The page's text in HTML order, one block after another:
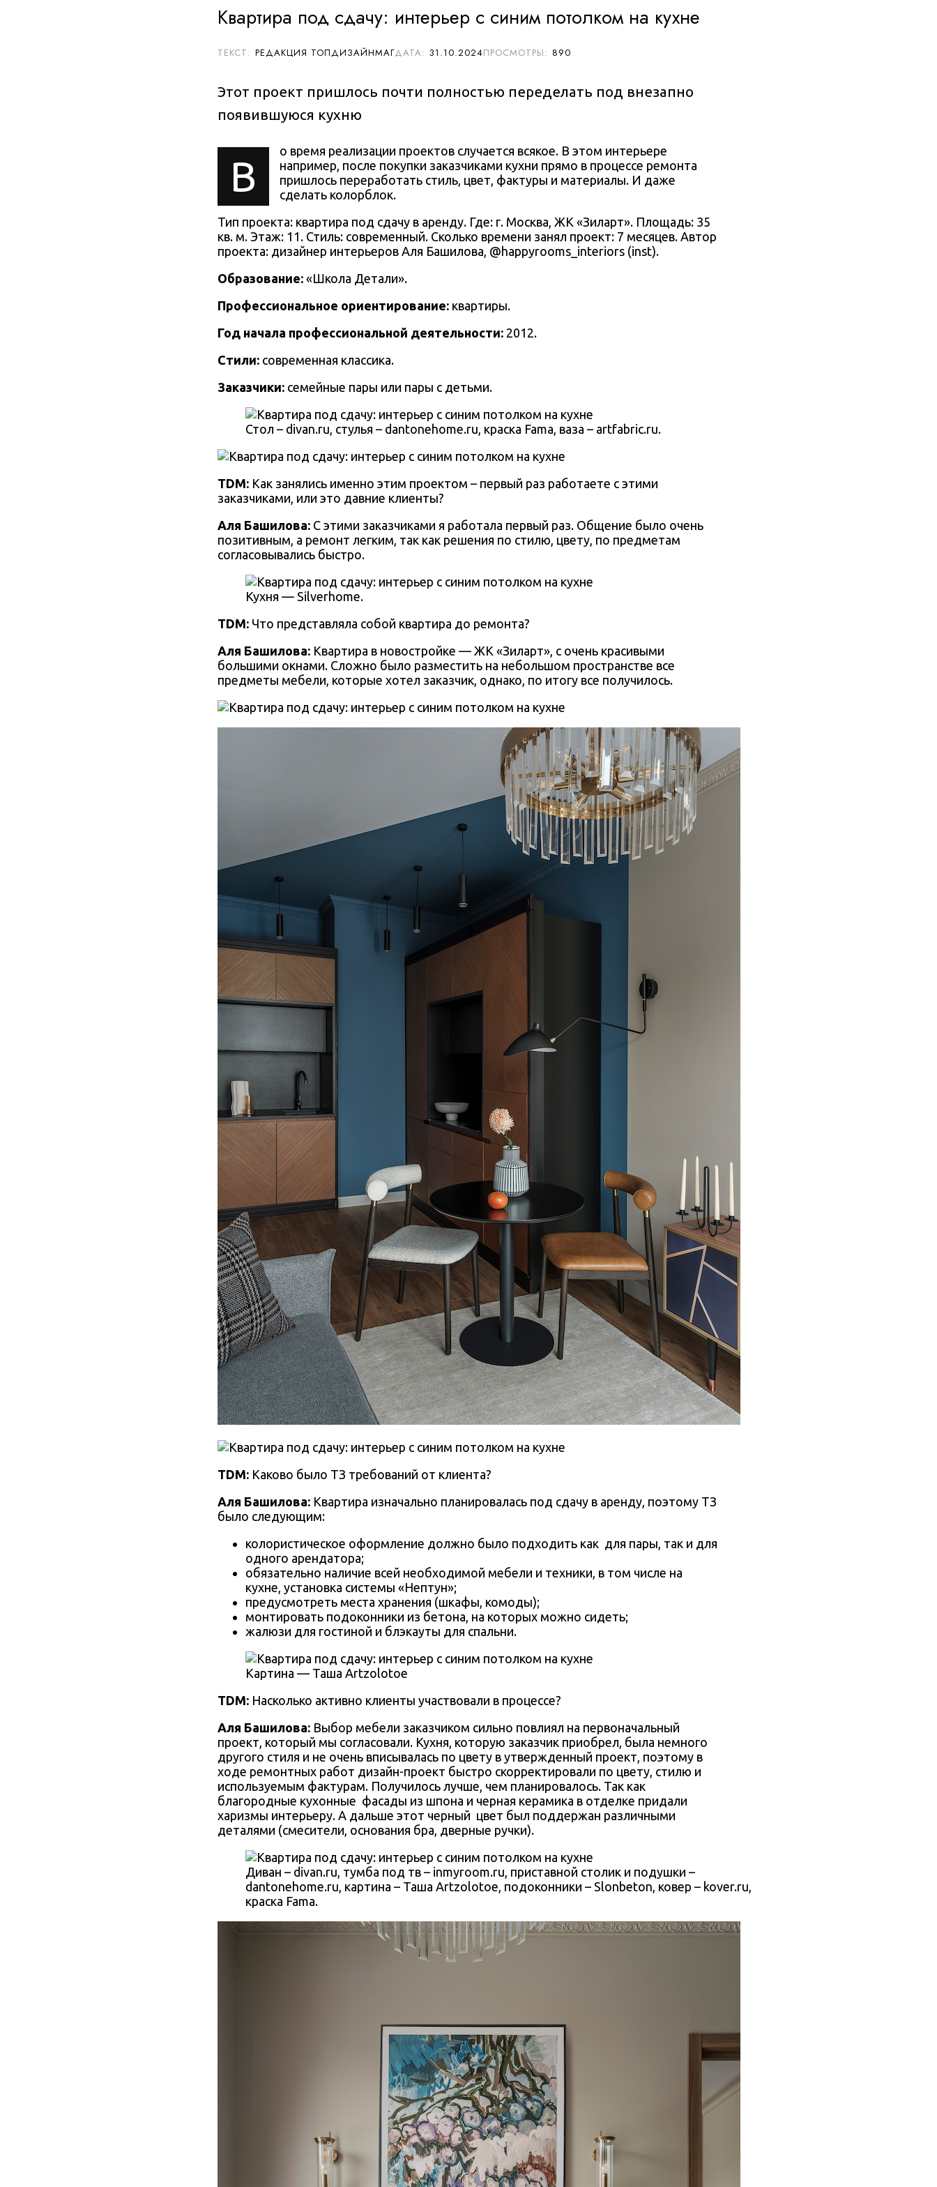
Квартира под сдачу: интерьер с синим потолком на кухне
РЕДАКЦИЯ ТОПДИЗАЙНМАГ 890
31.10.2024
Этот проект пришлось почти полностью переделать под внезапно
появившуюся кухню
В
о время реализации проектов случается всякое. В этом интерьере
например, после покупки заказчиками кухни прямо в процессе ремонта
пришлось переработать стиль, цвет, фактуры и материалы. И даже
сделать колорблок.
Тип проекта: квартира под сдачу в аренду. Где: г. Москва, ЖК «Зиларт». Площадь: 35
кв. м. Этаж: 11. Стиль: современный. Сколько времени занял проект: 7 месяцев. Автор
проекта: дизайнер интерьеров Аля Башилова, @happyrooms_interiors (inst).
Образование: «Школа Детали».
Профессиональное ориентирование: квартиры.
Год начала профессиональной деятельности: 2012.
Стили: современная классика.
Заказчики: семейные пары или пары с детьми.
Стол – divan.ru, стулья – dantonehome.ru, краска Fama, ваза – artfabric.ru.
TDM: Как занялись именно этим проектом – первый раз работаете с этими
заказчиками, или это давние клиенты?
Аля Башилова: С этими заказчиками я работала первый раз. Общение было очень
позитивным, а ремонт легким, так как решения по стилю, цвету, по предметам
согласовывались быстро.
Кухня — Silverhome.
TDM: Что представляла собой квартира до ремонта?
Аля Башилова: Квартира в новостройке — ЖК «Зиларт», с очень красивыми
большими окнами. Сложно было разместить на небольшом пространстве все
предметы мебели, которые хотел заказчик, однако, по итогу все получилось.
TDM: Каково было ТЗ требований от клиента?
Аля Башилова: Квартира изначально планировалась под сдачу в аренду, поэтому ТЗ
было следующим:
колористическое оформление должно было подходить как для пары, так и для
одного арендатора;
обязательно наличие всей необходимой мебели и техники, в том числе на
кухне, установка системы «Нептун»;
предусмотреть места хранения (шкафы, комоды);
монтировать подоконники из бетона, на которых можно сидеть;
жалюзи для гостиной и блэкауты для спальни.
Картина — Таша Artzolotoe
TDM: Насколько активно клиенты участвовали в процессе?
Аля Башилова: Выбор мебели заказчиком сильно повлиял на первоначальный
проект, который мы согласовали. Кухня, которую заказчик приобрел, была немного
другого стиля и не очень вписывалась по цвету в утвержденный проект, поэтому в
ходе ремонтных работ дизайн-проект быстро скорректировали по цвету, стилю и
используемым фактурам. Получилось лучше, чем планировалось. Так как
благородные кухонные фасады из шпона и черная керамика в отделке придали
харизмы интерьеру. А дальше этот черный цвет был поддержан различными
деталями (смесители, основания бра, дверные ручки).
Диван – divan.ru, тумба под тв – inmyroom.ru, приставной столик и подушки –
dantonehome.ru, картина – Таша Artzolotoe, подоконники – Slonbeton, ковер – kover.ru,
краска Fama.